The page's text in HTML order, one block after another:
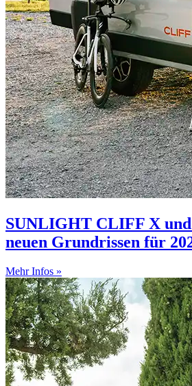
SUNLIGHT CLIFF X
neuen Grundrissen für
Mehr Infos »